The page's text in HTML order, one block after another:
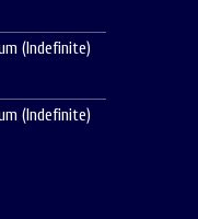
(Indefinite)
(Indefinite)